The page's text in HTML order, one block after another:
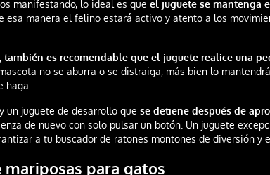
manifestando, lo ideal es queel juguete se mantenga
esa manera el felino estará activo y atento a los
también es recomendable que el juguete realice una
no se aburra o se distraiga, más bien lo
haga.
un juguete de desarrollo quese detiene después de
de nuevo con solo pulsar un botón. Un juguete
a tu buscador de ratones montones de diversión y
mariposas para gatos